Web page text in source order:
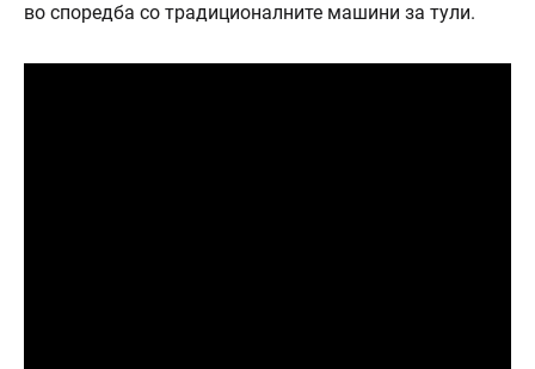
во споредба со традиционалните машини за тули.